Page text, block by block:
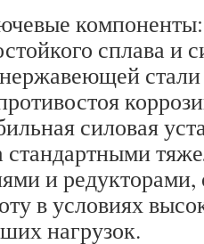
сплава и
стали
силовая
стандартными
и
в условиях
нагрузок.